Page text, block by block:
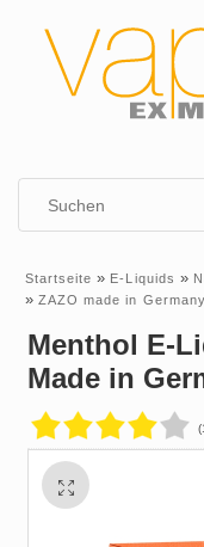
Startseite » E-Liquids »
» ZAZO made in Germany
Menthol E-
Made in